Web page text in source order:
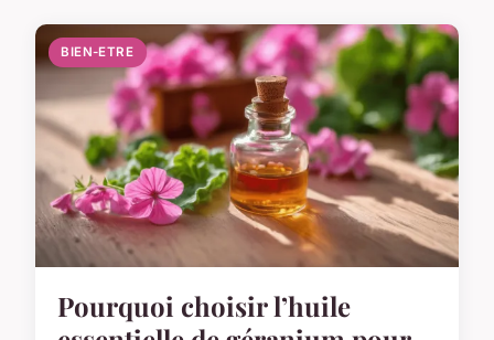
BIEN-ETRE
Pourquoi choisir l’huile